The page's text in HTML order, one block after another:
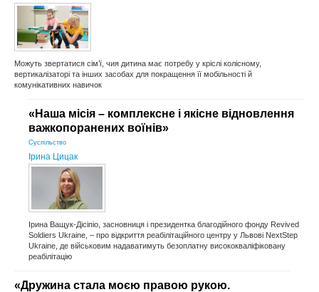
Можуть звертатися сім’ї, чия дитина має потребу у кріслі колісному,
вертикалізаторі та інших засобах для покращення її мобільності й
комунікативних навичок
«Наша місія – комплексне і якісне відновлення
важкопоранених воїнів»
Суспільство
Ірина Цицак
Ірина Ващук-Дісіпіо, засновниця і президентка благодійного фонду Revived
Soldiers Ukraine, – про відкриття реабілітаційного центру у Львові NextStep
Ukraine, де військовим надаватимуть безоплатну висококваліфіковану
реабілітацію
«Дружина стала моєю правою рукою.